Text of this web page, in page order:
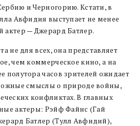
и Черногорию. Кстати, в
Авфидия выступает не менее
актер — Джерард Батлер.
не для всех, она представляет
чем коммерческое кино, а на
полутора часов зрителей ожидает
смыслы о природе войны,
конфликтах. В главных
актеры: Рэйф Файнс (Гай
Батлер (Тулл Авфидий),